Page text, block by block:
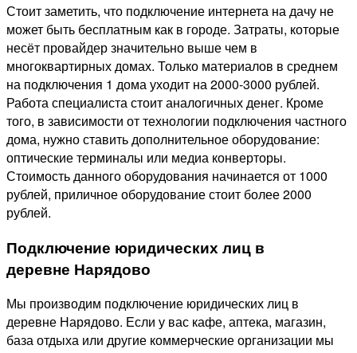
Стоит заметить, что подключение интернета на дачу не
может быть бесплатным как в городе. Затраты, которые
несёт провайдер значительно выше чем в
многоквартирных домах. Только материалов в среднем
на подключения 1 дома уходит на 2000-3000 рублей.
Работа специалиста стоит аналогичных денег. Кроме
того, в зависимости от технологии подключения частного
дома, нужно ставить дополнительное оборудование:
оптические терминалы или медиа конверторы.
Стоимость данного оборудования начинается от 1000
рублей, приличное оборудование стоит более 2000
рублей.
Подключение юридических лиц в
деревне Нарядово
Мы производим подключение юридических лиц в
деревне Нарядово. Если у вас кафе, аптека, магазин,
база отдыха или другие коммерческие организации мы